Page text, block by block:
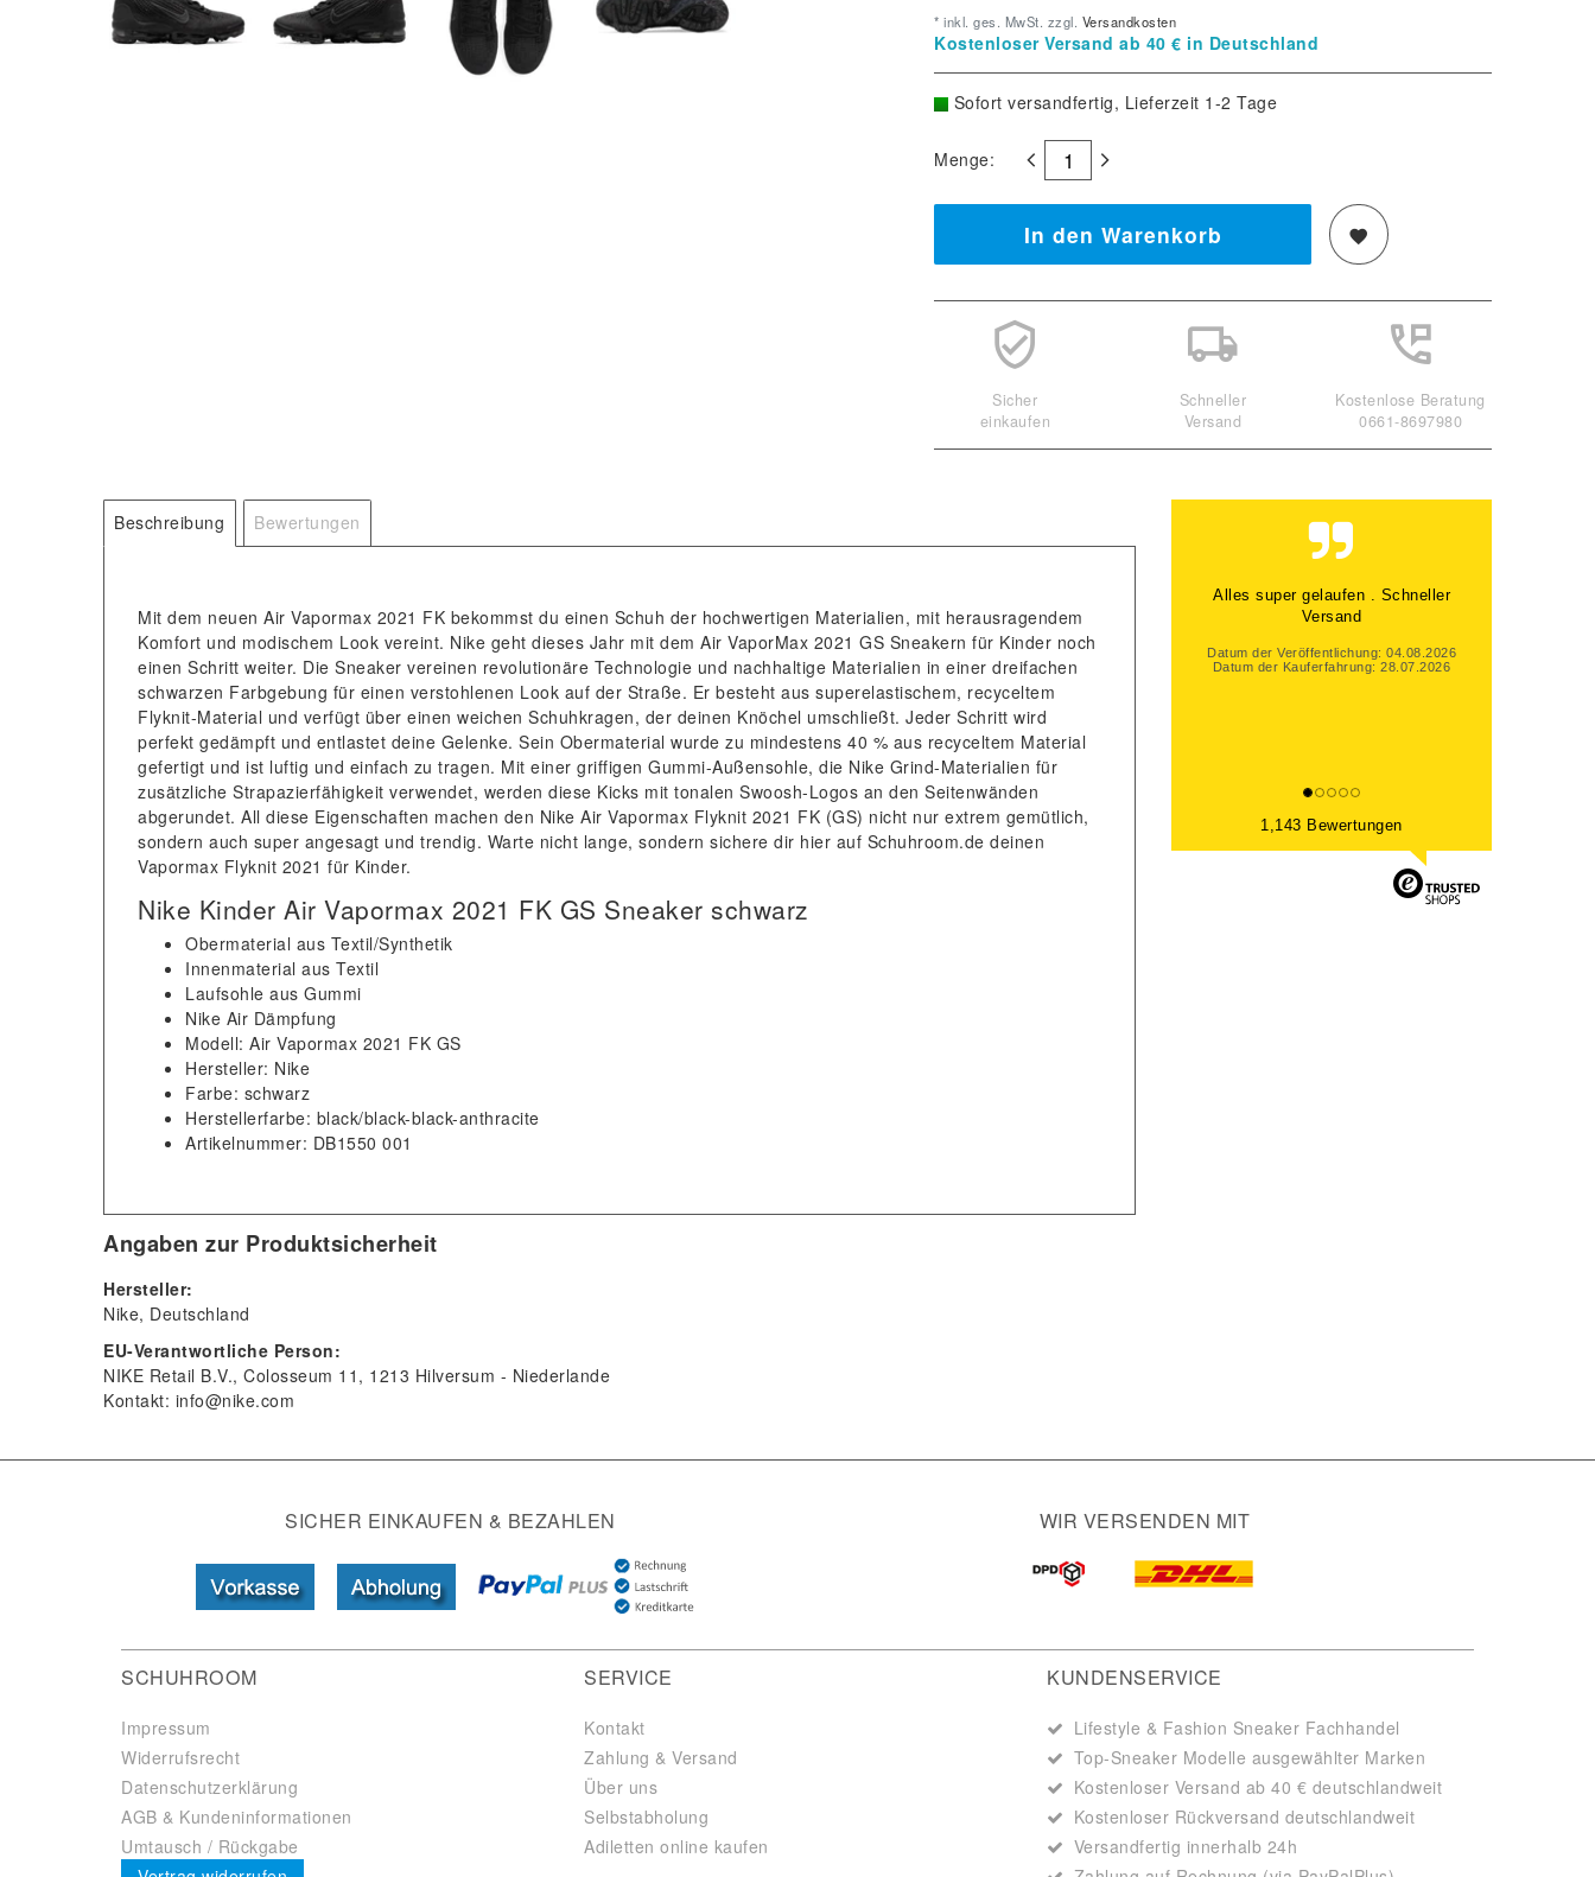
* inkl. ges. MwSt. zzgl. Versandkosten
Kostenloser Versand ab 40 € in Deutschland
Sofort versandfertig, Lieferzeit 1-2 Tage
Menge:
In den Warenkorb
Sicher
einkaufen
Schneller
Versand
Kostenlose Beratung
0661-8697980
Beschreibung Bewertungen
Mit dem neuen Air Vapormax 2021 FK bekommst du einen Schuh der hochwertigen Materialien, mit herausragendem
Komfort und modischem Look vereint. Nike geht dieses Jahr mit dem Air VaporMax 2021 GS Sneakern für Kinder noch
einen Schritt weiter. Die Sneaker vereinen revolutionäre Technologie und nachhaltige Materialien in einer dreifachen
schwarzen Farbgebung für einen verstohlenen Look auf der Straße. Er besteht aus superelastischem, recyceltem
Flyknit-Material und verfügt über einen weichen Schuhkragen, der deinen Knöchel umschließt. Jeder Schritt wird
perfekt gedämpft und entlastet deine Gelenke. Sein Obermaterial wurde zu mindestens 40 % aus recyceltem Material
gefertigt und ist luftig und einfach zu tragen. Mit einer griffigen Gummi-Außensohle, die Nike Grind-Materialien für
zusätzliche Strapazierfähigkeit verwendet, werden diese Kicks mit tonalen Swoosh-Logos an den Seitenwänden
abgerundet. All diese Eigenschaften machen den Nike Air Vapormax Flyknit 2021 FK (GS) nicht nur extrem gemütlich,
sondern auch super angesagt und trendig. Warte nicht lange, sondern sichere dir hier auf Schuhroom.de deinen
Vapormax Flyknit 2021 für Kinder.
Nike Kinder Air Vapormax 2021 FK GS Sneaker schwarz
Obermaterial aus Textil/Synthetik
Innenmaterial aus Textil
Laufsohle aus Gummi
Nike Air Dämpfung
Modell: Air Vapormax 2021 FK GS
Hersteller: Nike
Farbe: schwarz
Herstellerfarbe: black/black-black-anthracite
Artikelnummer: DB1550 001
Angaben zur Produktsicherheit
Hersteller:
Nike Deutschland
EU-Verantwortliche Person:
NIKE Retail B.V. Colosseum 11 1213 Hilversum
Niederlande
Kontakt: info@nike.com
Alles super gelaufen . Schneller
Versand
Datum der Veröffentlichung: 04.08.2026
Datum der Kauferfahrung: 28.07.2026
1,143 Bewertungen
SICHER EINKAUFEN & BEZAHLEN WIR VERSENDEN MIT
SCHUHROOM
Impressum
Widerrufsrecht
Datenschutzerklärung
AGB & Kundeninformationen
Umtausch / Rückgabe
SERVICE
Kontakt
Zahlung & Versand
Über uns
Selbstabholung
Adiletten online kaufen
KUNDENSERVICE
Lifestyle & Fashion Sneaker Fachhandel
Top-Sneaker Modelle ausgewählter Marken
Kostenloser Versand ab 40 € deutschlandweit
Kostenloser Rückversand deutschlandweit
Versandfertig innerhalb 24h